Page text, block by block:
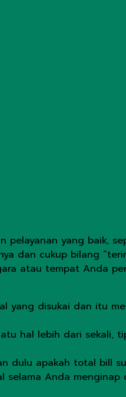
yang baik,
dan cukup bilang
atau tempat Anda
disukai dan itu
hal lebih dari sekali,
dulu apakah total bill
Anda